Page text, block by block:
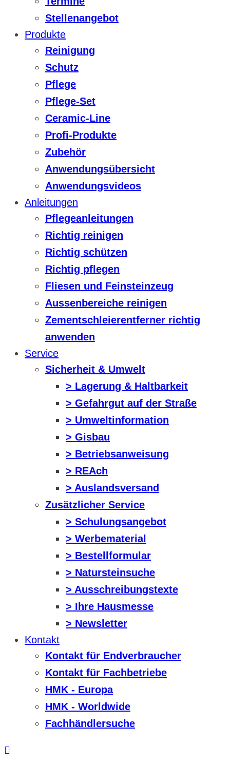
Stellenangebot
Produkte
Reinigung
Schutz
Pflege
Pflege-Set
Ceramic-Line
Profi-Produkte
Zubehör
Anwendungsübersicht
Anwendungsvideos
Anleitungen
Pflegeanleitungen
Richtig reinigen
Richtig schützen
Richtig pflegen
Fliesen und Feinsteinzeug
Aussenbereiche reinigen
Zementschleierentferner richtig
anwenden
Service
Sicherheit & Umwelt
> Lagerung & Haltbarkeit
> Gefahrgut auf der Straße
> Umweltinformation
> Gisbau
> Betriebsanweisung
> REAch
> Auslandsversand
Zusätzlicher Service
> Schulungsangebot
> Werbematerial
> Bestellformular
> Natursteinsuche
> Ausschreibungstexte
> Ihre Hausmesse
> Newsletter
Kontakt
Kontakt für Endverbraucher
Kontakt für Fachbetriebe
HMK - Europa
HMK - Worldwide
Fachhändlersuche